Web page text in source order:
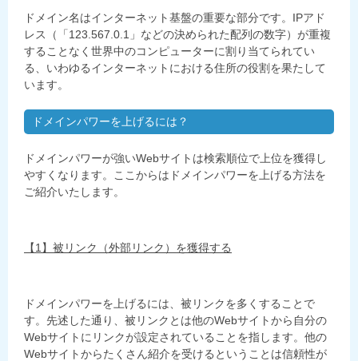
ドメイン名はインターネット基盤の重要な部分です。IPアド
レス（「123.567.0.1」などの決められた配列の数字）が重複
することなく世界中のコンピューターに割り当てられてい
る、いわゆるインターネットにおける住所の役割を果たして
います。
ドメインパワーを上げるには？
ドメインパワーが強いWebサイトは検索順位で上位を獲得し
やすくなります。ここからはドメインパワーを上げる方法を
ご紹介いたします。
【1】被リンク（外部リンク）を獲得する
ドメインパワーを上げるには、被リンクを多くすることで
す。先述した通り、被リンクとは他のWebサイトから自分の
Webサイトにリンクが設定されていることを指します。他の
Webサイトからたくさん紹介を受けるということは信頼性が